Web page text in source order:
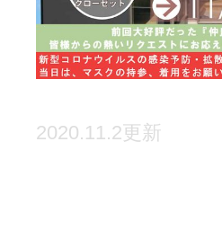
2020.11.2更新